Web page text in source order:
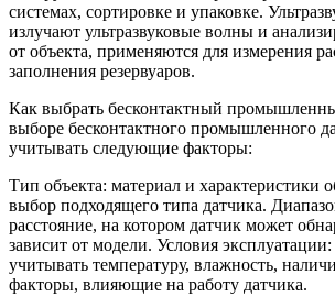
системах, сортировке и упаковке.
излучают ультразвуковые волны и
от объекта, применяются для измерения
заполнения резервуаров.
Как выбрать бесконтактный
выборе бесконтактного промышленного
учитывать следующие факторы:
Тип объекта: материал и характеристики
выбор подходящего типа датчика.
расстояние, на котором датчик может
зависит от модели. Условия
учитывать температуру, влажность,
факторы, влияющие на работу датчика.